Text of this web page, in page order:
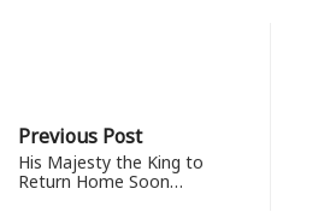
Previous Post
His Majesty the King to
Return Home Soon…